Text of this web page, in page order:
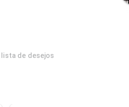
de desejos